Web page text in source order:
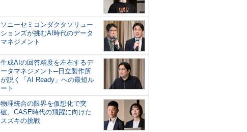
ソニーセミコンダクタソリュー
ションズが挑むAI時代のデータ
マネジメント
生成AIの回答精度を左右するデ
ータマネジメント─日立製作所
が説く「AI Ready」への最短ル
ート
物理統合の限界を仮想化で突
破。CASE時代の飛躍に向けた
スズキの挑戦